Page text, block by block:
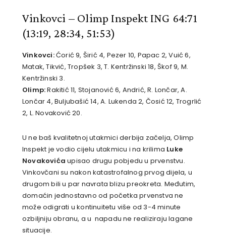
Vinkovci – Olimp Inspekt ING 64:71
(13:19, 28:34, 51:53)
Vinkovci:Ćorić 9, Širić 4, Pezer 10, Papac 2, Vuić 6,
Matak, Tikvić, Tropšek 3, T. Kentržinski 18, Škof 9, M.
Kentržinski 3.
Olimp:Rakitić 11, Stojanović 6, Andrić, R. Lončar, A.
Lončar 4, Buljubašić 14, A. Lukenda 2, Čosić 12, Trogrlić
2, L. Novaković 20.
U ne baš kvalitetnoj utakmici derbija začelja, Olimp
Inspekt je vodio cijelu utakmicu i na krilima Luke
Novakovića upisao drugu pobjedu u prvenstvu.
Vinkovčani su nakon katastrofalnog prvog dijela, u
drugom bili u par navrata blizu preokreta. Međutim,
domaćin jednostavno od početka prvenstva ne
može odigrati u kontinuitetu više od 3-4 minute
ozbiljniju obranu, a u napadu ne realiziraju lagane
situacije.